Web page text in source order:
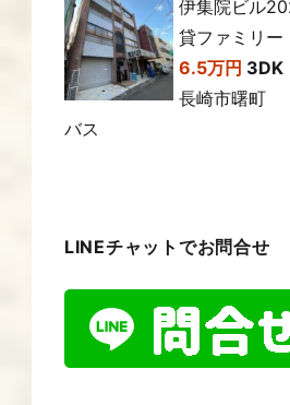
伊集院ビル
貸ファミリー
6.5万円 3DK
長崎市曙町
バス
LINEチャットでお問合せ